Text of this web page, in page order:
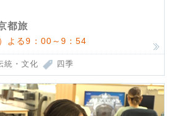
都旅
よる9：00～9：54
統・文化 四季